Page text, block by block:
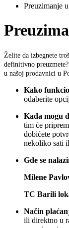
Preuzimanje
Želite da izbegnete
definitivno
u našoj prodavnici u
Kako
odaberite
Kada mogu
tim će
dobićete
nekoliko sati
Gde se
Milene
TC Barili
Način
ili direktno u